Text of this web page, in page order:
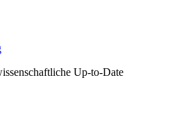
Up-to-Date